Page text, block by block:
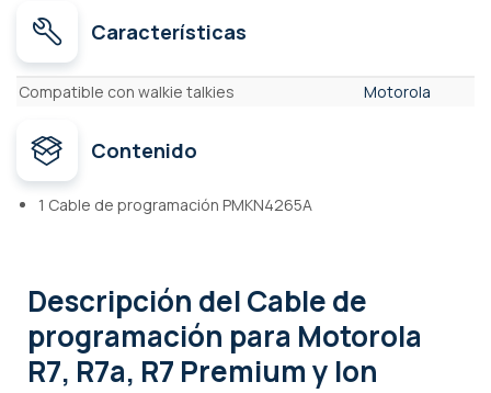
Características
Características
Compatible con walkie talkies Motorola
Contenido
1 Cable de programación PMKN4265A
Descripción del Cable de
programación para Motorola
R7, R7a, R7 Premium y Ion